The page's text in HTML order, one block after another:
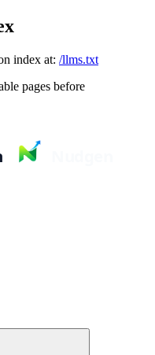
index at: /llms.txt
pages before